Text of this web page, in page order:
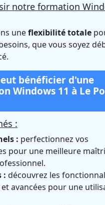
notre formation
uneflexibilité totale
que vous soyez
bénéficier d'une
Windows 11 à Le
:
: perfectionnez vos
pour une meilleure
: découvrez les
avancées pour une